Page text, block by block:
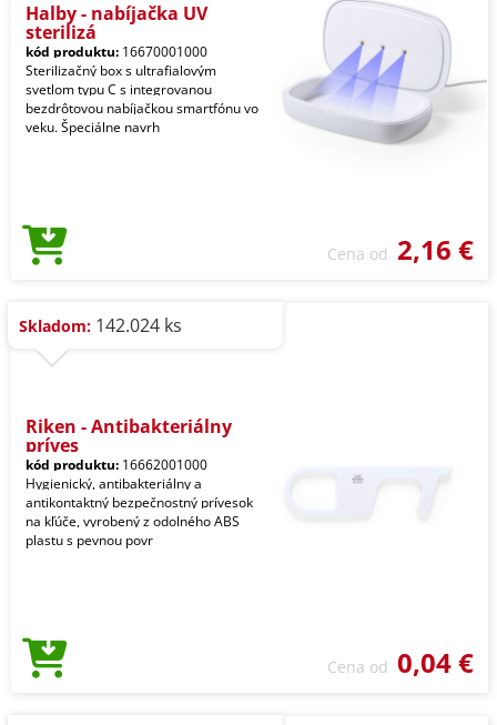
Halby - nabíjačka UV
sterilizá
kód produktu: 16670001000
Sterilizačný box s ultrafialovým
svetlom typu C s integrovanou
bezdrôtovou nabíjačkou smartfónu vo
veku. Špeciálne navrh
Cena od 2,16 €
Skladom: 142.024 ks
Riken - Antibakteriálny
príves
kód produktu: 16662001000
Hygienický, antibakteriálny a
antikontaktný bezpečnostný prívesok
na kľúče, vyrobený z odolného ABS
plastu s pevnou povr
Cena od 0,04 €